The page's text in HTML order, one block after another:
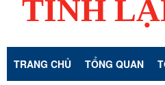
TỈNH
TRANG CHỦ TỔNG QUAN